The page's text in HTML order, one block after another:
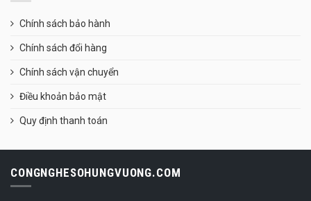
Chính sách bảo hành
Chính sách đổi hàng
Chính sách vận chuyển
Điều khoản bảo mật
Quy định thanh toán
CONGNGHESOHUNGVUONG.COM